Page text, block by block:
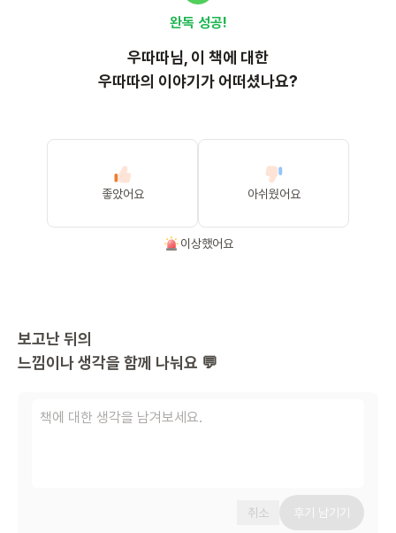
완독 성공!
우따따님, 이 책에 대한
우따따의 이야기가 어떠셨나요?
좋았어요 아쉬웠어요
이상했어요
보고난 뒤의
느낌이나 생각을 함께 나눠요 💬
취소 후기 남기기